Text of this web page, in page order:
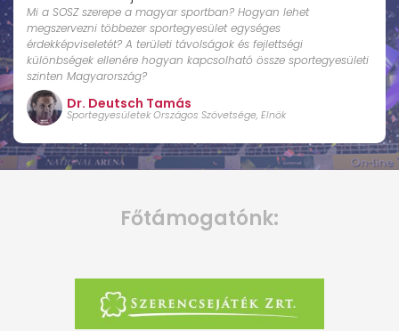
Mi a SOSZ szerepe a magyar sportban? Hogyan lehet
megszervezni többezer sportegyesület egységes
érdekképviseletét? A területi távolságok és fejlettségi
különbségek ellenére hogyan kapcsolható össze sportegyesületi
szinten Magyarország?
Dr. Deutsch Tamás
Sportegyesületek Országos Szövetsége, Elnök
Főtámogatónk: